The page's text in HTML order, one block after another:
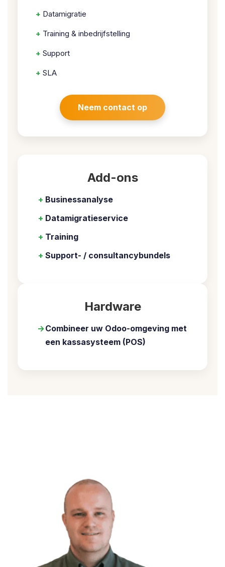
+ Datamigratie
+ Training & inbedrijfstelling
+ Support
+ SLA
Neem contact op
Add-ons
+ Businessanalyse
+ Datamigratieservice
+ Training
+ Support- / consultancybundels
Hardware
→Combineer uw Odoo-omgeving met
een kassasysteem (POS)